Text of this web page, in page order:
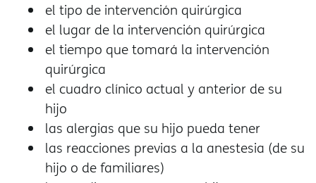
el tipo de intervención quirúrgica
el lugar de la intervención quirúrgica
el tiempo que tomará la intervención
quirúrgica
el cuadro clínico actual y anterior de su
hijo
las alergias que su hijo pueda tener
las reacciones previas a la anestesia (de su
hijo o de familiares)